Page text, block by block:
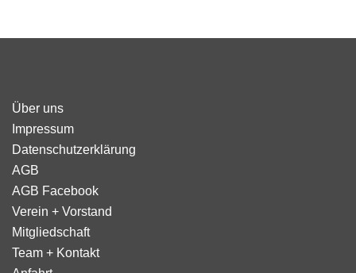
Über uns
Impressum
Datenschutzerklärung
AGB
AGB Facebook
Verein + Vorstand
Mitgliedschaft
Team + Kontakt